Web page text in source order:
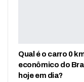
Qual é o carro 0
econômico do
hoje em dia?